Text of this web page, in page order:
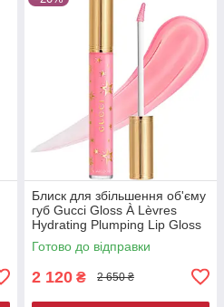
Блиск для збільшення об'єму
губ Gucci Gloss À Lèvres
Hydrating Plumping Lip Gloss
219 Bertha Pink 6 мл
Готово до відправки
2 120 ₴ 2 650 ₴